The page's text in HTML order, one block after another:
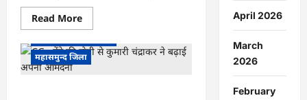
Read MoreRead
more
CG
:
15
महासमुन्द जिला
April 2026
March
2026
February